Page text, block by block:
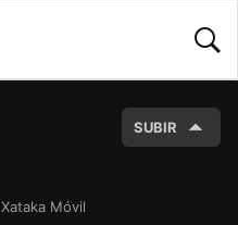
SUBIR
Xataka Móvil